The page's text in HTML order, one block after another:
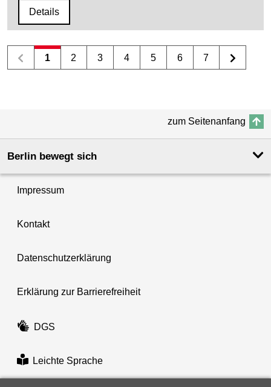
Details
1 2 3 4 5 6 7
zum Seitenanfang
Berlin bewegt sich
Impressum
Kontakt
Datenschutzerklärung
Erklärung zur Barrierefreiheit
DGS
Leichte Sprache